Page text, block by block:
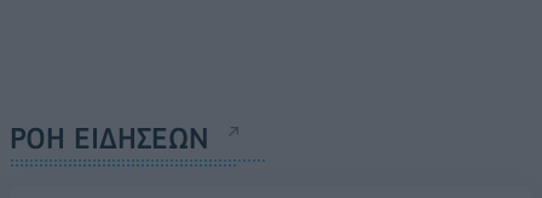
ΡΟΗ ΕΙΔΗΣΕΩΝ